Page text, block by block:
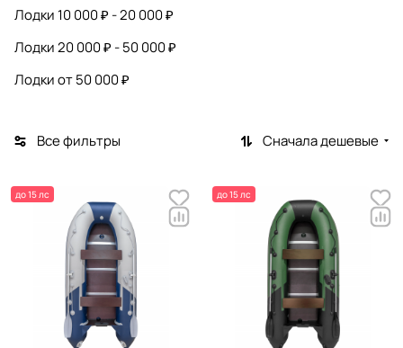
Лодки 10 000 ₽ - 20 000 ₽
Лодки 20 000 ₽ - 50 000 ₽
Лодки от 50 000 ₽
Все фильтры Сначала дешевые
до 15 лс до 15 лс